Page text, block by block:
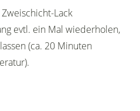
Lack
evtl. ein Mal wiederholen,
(ca. 20 Minuten